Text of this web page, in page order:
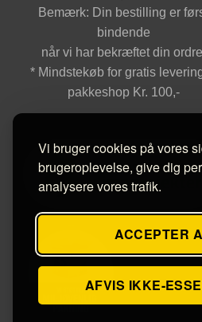
Vi bruger cookies på vores
brugeroplevelse, give dig
analysere vores trafik.
ACCEPTER
AFVIS IKKE-
Bemærk: Din bestilling er
bindende
når vi har bekræftet din
* Mindstekøb for gratis
pakkeshop Kr. 100,-